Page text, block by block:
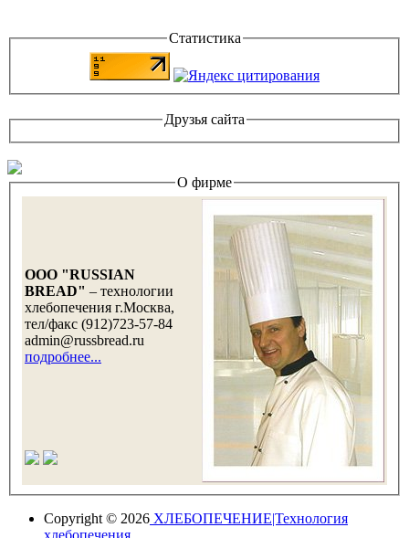
Статистика
Друзья сайта
О фирме
OOO "RUSSIAN
BREAD" – технологии
хлебопечения г.Москва,
тел/факс (912)723-57-84
admin@russbread.ru
подробнее...
Copyright © 2026 ХЛЕБОПЕЧЕНИЕ|Технология
хлебопечения